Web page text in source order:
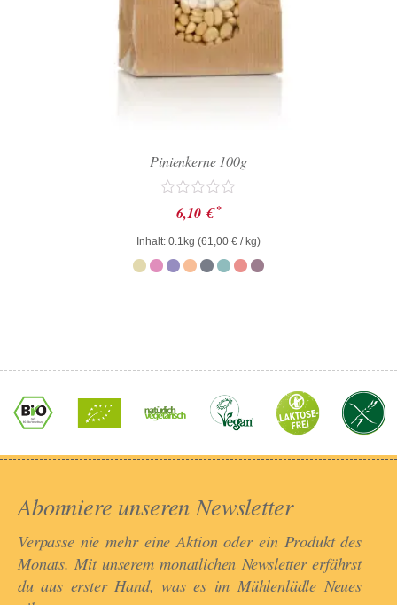
Pinienkerne 100g
Bewertet
mit
0
von
5
6,10 € *
Inhalt: 0.1kg (61,00 € / kg)
Abonniere unseren Newsletter​
Verpasse nie mehr eine Aktion oder ein Produkt des
Monats. Mit unserem monatlichen Newsletter erfährst
du aus erster Hand, was es im Mühlenlädle Neues